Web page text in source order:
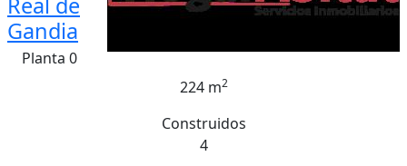
Gandia
Planta 0
224 m2
Construidos
4